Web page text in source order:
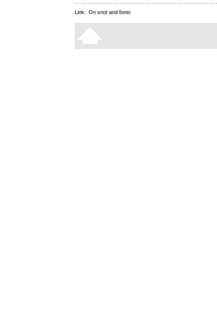
Link: On snot and fonts